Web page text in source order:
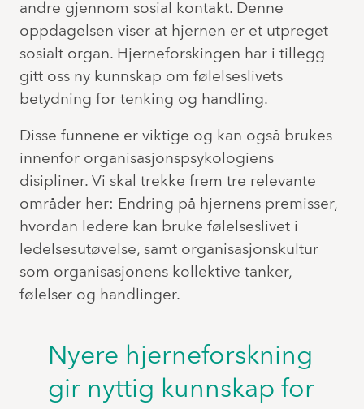
andre gjennom sosial kontakt. Denne
oppdagelsen viser at hjernen er et utpreget
sosialt organ. Hjerneforskingen har i tillegg
gitt oss ny kunnskap om følelseslivets
betydning for tenking og handling.
Disse funnene er viktige og kan også brukes
innenfor organisasjonspsykologiens
disipliner. Vi skal trekke frem tre relevante
områder her: Endring på hjernens premisser,
hvordan ledere kan bruke følelseslivet i
ledelsesutøvelse, samt organisasjonskultur
som organisasjonens kollektive tanker,
følelser og handlinger.
Nyere hjerneforskning
gir nyttig kunnskap for